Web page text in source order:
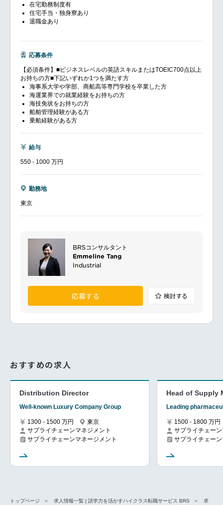
在宅勤務制度有
住宅手当・独身寮あり
退職金あり
応募条件
【必須条件】■ビジネスレベルの英語スキルまたはTOEIC700点以上
お持ちの方■下記いずれか1つを満たす方
海事系大学や学部、商船高等専門学校を卒業した方
海運業界での就業経験をお持ちの方
海技免状をお持ちの方
船舶管理経験がある方
乗船経験がある方
給与
550 - 1000 万円
勤務地
東京
BRSコンサルタント
Emmeline Tang
Industrial
応募する 検討する
おすすめの求人
Distribution Director
Well-known Luxury Company Group
1300 - 1500 万円
東京
サプライチェーンマネジメント
サプライチェーンマネージメント
Head of Supply
Leading
1500 - 1800 万円
サプライチェー
サプライチェー
トップページ 求人情報一覧 | 語学力を活かすハイクラス転職サービス BRS
求